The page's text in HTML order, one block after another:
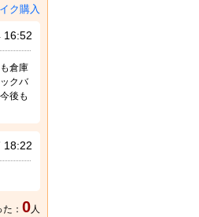
ク購入
16:52
倉庫
クバ
後も
18:22
： 0人